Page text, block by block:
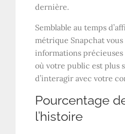
dernière.
Semblable au temps
métrique Snapchat
informations
où votre public est plus
d’interagir avec votre
Pourcentage
l’histoire